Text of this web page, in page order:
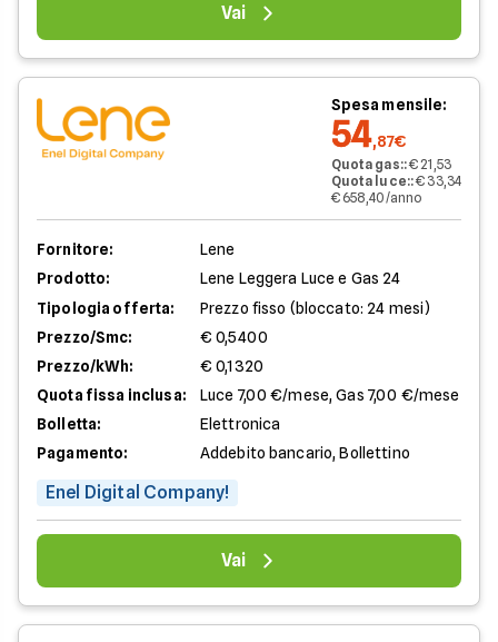
Vai
Spesa mensile:
54,87€
Quota gas::€ 21,53
Quota luce::€ 33,34
€ 658,40/anno
Fornitore:
Lene
Prodotto:
Lene Leggera Luce e Gas 24
Tipologia offerta:
Prezzo fisso (bloccato: 24 mesi)
Prezzo/Smc:
€ 0,5400
Prezzo/kWh:
€ 0,1320
Quota fissa inclusa:
Luce 7,00 €/mese, Gas 7,00 €/mese
Bolletta:
Elettronica
Pagamento:
Addebito bancario, Bollettino
Enel Digital Company!
Vai